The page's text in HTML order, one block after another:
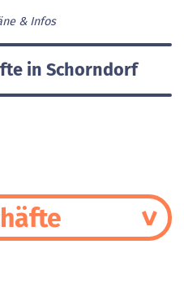
& Infos
in Schorndorf